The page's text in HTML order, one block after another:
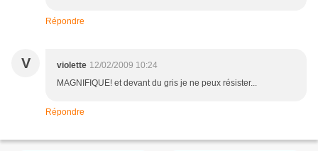
Répondre
V violette 12/02/2009 10:24
MAGNIFIQUE! et devant du gris je ne peux résister...
Répondre